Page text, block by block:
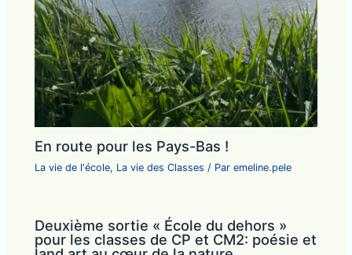
En route pour les Pays-Bas !
La vie de l'école, La vie des Classes / Paremeline.pele
Deuxième sortie « École du dehors »
pour les classes de CP et CM2: poésie et